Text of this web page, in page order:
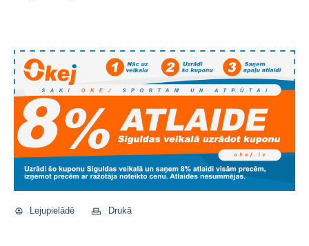
Lejupielādē Drukā